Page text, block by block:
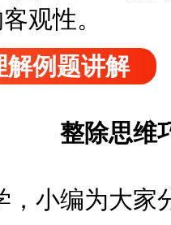
观性。
解例题讲解
整除思维
编为大家